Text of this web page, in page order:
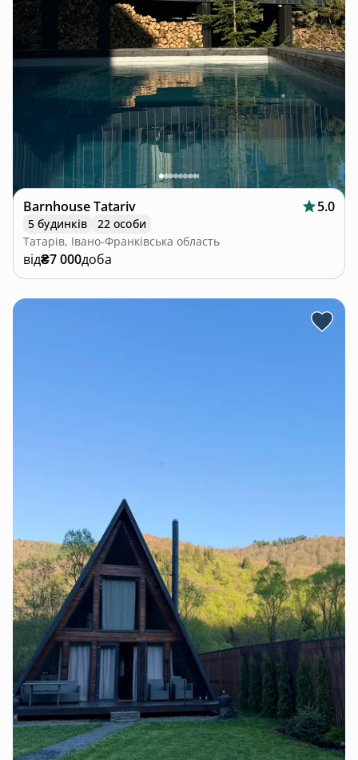
Barnhouse Tatariv 5.0
5 будинків
22 особи
Татарів, Івано-Франківська область
від₴7 000доба